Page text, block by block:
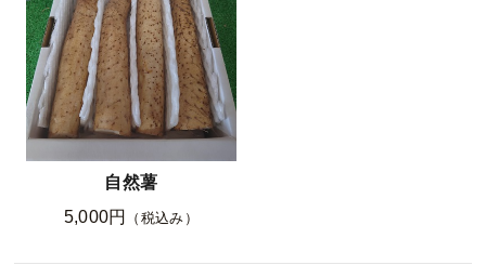
自然薯
5,000円
（税込み）